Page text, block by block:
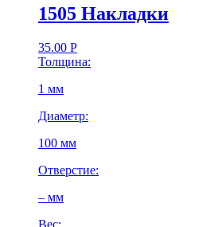
1505 Накладки
35.00 Р
Толщина:
1 мм
Диаметр:
100 мм
Отверстие:
– мм
Вес: